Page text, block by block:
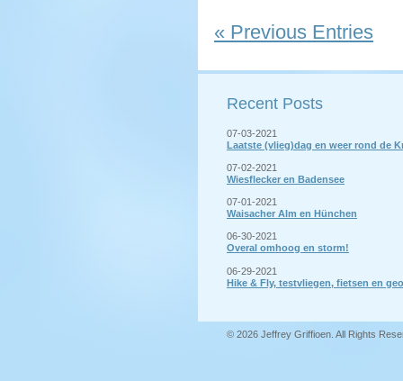
« Previous Entries
Recent Posts
07-03-2021
Laatste (vlieg)dag en weer rond de
07-02-2021
Wiesflecker en Badensee
07-01-2021
Waisacher Alm en Hünchen
06-30-2021
Overal omhoog en storm!
06-29-2021
Hike & Fly, testvliegen, fietsen en
© 2026 Jeffrey Griffioen. All Rights